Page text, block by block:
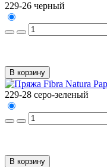
229-26 черный
В корзину
229-28 серо-зеленый
В корзину